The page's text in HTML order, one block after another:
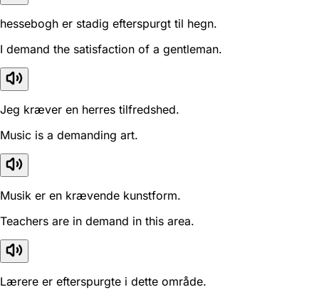
hessebogh er stadig efterspurgt til hegn.
I demand the satisfaction of a gentleman.
Jeg kræver en herres tilfredshed.
Music is a demanding art.
Musik er en krævende kunstform.
Teachers are in demand in this area.
Lærere er efterspurgte i dette område.